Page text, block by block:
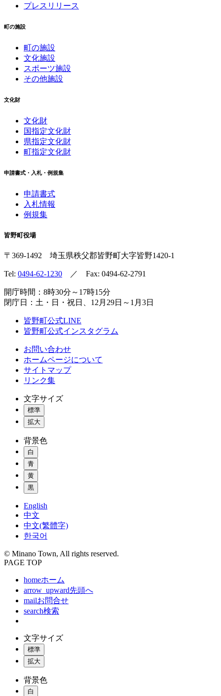
プレスリリース
町の施設
町の施設
文化施設
スポーツ施設
その他施設
文化財
文化財
国指定文化財
県指定文化財
町指定文化財
申請書式・入札・例規集
申請書式
入札情報
例規集
皆野町役場
〒369-1492 埼玉県秩父郡皆野町 大字皆野1420-1
Tel: 0494-62-1230 ／ Fax: 0494-62-2791
開庁時間：8時30分～17時15分
閉庁日：土・日・祝日、12月29日～1月3日
皆野町公式LINE
皆野町公式インスタグラム
お問い合わせ
ホームページについて
サイトマップ
リンク集
文字サイズ
標準
拡大
背景色
白
青
黄
黒
English
中文
中文(繁體字)
한국어
© Minano Town, All rights reserved.
PAGE TOP
homeホーム
arrow_upward先頭へ
mailお問合せ
search検索
文字サイズ
標準
拡大
背景色
白